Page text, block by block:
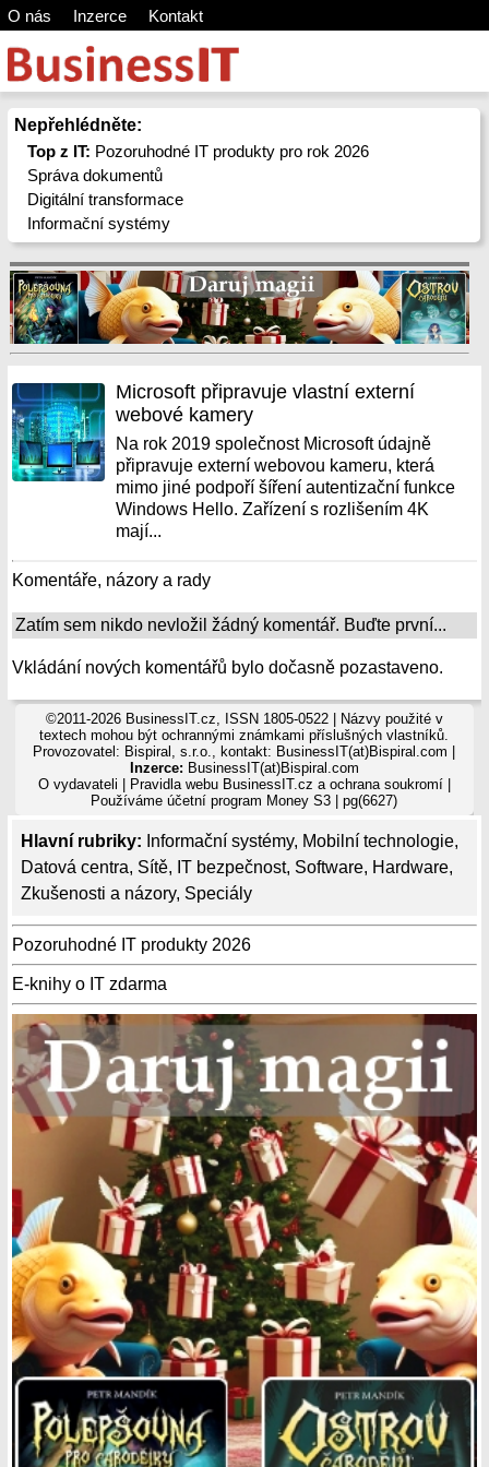
O nás Inzerce Kontakt
Nepřehlédněte:
Top z IT: Pozoruhodné IT produkty pro rok 2026
Správa dokumentů
Digitální transformace
Informační systémy
Hlavní rubriky: Informační systémy, Mobilní technologie,
Datová centra, Sítě, IT bezpečnost, Software, Hardware,
Zkušenosti a názory, Speciály
Pozoruhodné IT produkty 2026
E-knihy o IT zdarma
Microsoft připravuje vlastní externí
webové kamery
Na rok 2019 společnost Microsoft údajně
připravuje externí webovou kameru, která
mimo jiné podpoří šíření autentizační funkce
Windows Hello. Zařízení s rozlišením 4K
mají...
Komentáře, názory a rady
Zatím sem nikdo nevložil žádný komentář. Buďte první...
Vkládání nových komentářů bylo dočasně pozastaveno.
©2011-2026 BusinessIT.cz, ISSN 1805-0522 | Názvy použité v
textech mohou být ochrannými známkami příslušných vlastníků.
Provozovatel: Bispiral, s.r.o., kontakt: BusinessIT(at)Bispiral.com |
Inzerce: BusinessIT(at)Bispiral.com
O vydavateli
Pravidla webu BusinessIT.cz a ochrana soukromí|
Používámeúčetní program Money S3 | pg(6627)